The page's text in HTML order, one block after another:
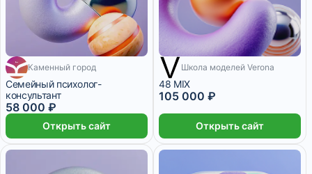
5 800 ₽/мес 6 месяцев
Каменный город
Семейный психолог-
консультант
58 000 ₽
Открыть сайт
5 867 ₽/мес 4 месяца
Школа моделей Verona
48 MIX
105 000 ₽
Открыть сайт